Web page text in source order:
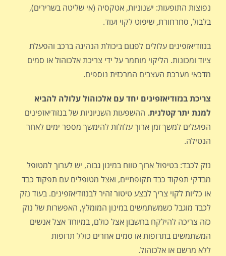
נפוצות התופעות: ישנוניות, אטקסיה (אי שליטה בשרירים),
בלבול, סחרחורת, שיפוט לקוי ועוד.
בנזודיאזפינים עלולים לפגום ביכולת הנהיגה ברכב והפעלת
ציוד ומכונות. הליקוי מוחמר על ידי צריכת אלכוהול או סמים
מדכאי מערכת העצבים המרכזית נוספים.
צריכת בנזודיאזפינים יחד עם אלכוהול עלולה להביא
למנת יתר קטלנית. ההשפעות השניוניות של בנזודיאזפינים
הפועלים למשך זמן ארוך עלולות להימשך מספר ימים לאחר
הנטילה.
נזק לכבד: בטיפול ארוך טווח במינון גבוה, יש לערוך למטופל
מבדקי תפקוד כבד תקופתיים, ואצל מטופלים עם תפקוד כבד
או כליות לקוי צריך לבצע טיטור זהיר לבנזודיאזפינים. בעוד נזק
לכבד מוגבל כשמשתמשים במינון המומלץ, האפשרות של נזק
כזה צריכה להילקח בחשבון אצל כולם, במיוחד אצל אנשים
המשתמשים בתרופות או סמים אחרים כולל תרופות
ללא מרשם או אלכוהול.